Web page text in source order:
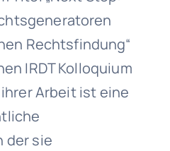
Rechtsfindung“
IRDT Kolloquium
Arbeit ist eine
der sie